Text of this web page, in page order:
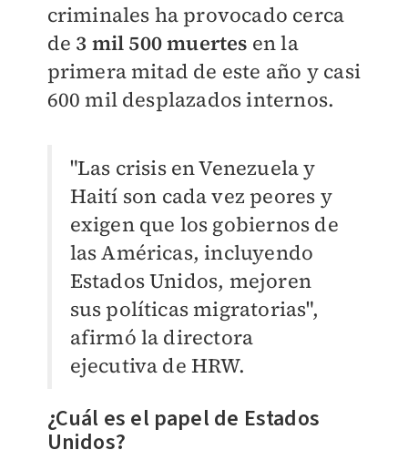
criminales ha provocado cerca
de 3 mil 500 muertes en la
primera mitad de este año y casi
600 mil desplazados internos.
"Las crisis en Venezuela y
Haití son cada vez peores y
exigen que los gobiernos de
las Américas, incluyendo
Estados Unidos, mejoren
sus políticas migratorias",
afirmó la directora
ejecutiva de HRW.
¿Cuál es el papel de Estados
Unidos?